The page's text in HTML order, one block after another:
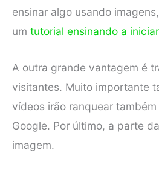
ensinar algo usando
um tutorial ensinando a
A outra grande vantagem é
visitantes. Muito importante
vídeos irão ranquear
Google. Por último, a parte
imagem.